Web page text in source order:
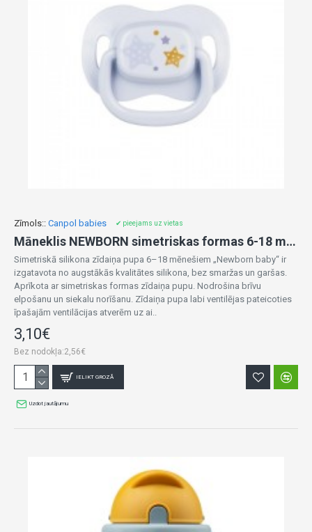
Zīmols:: Canpol babies ✔ pieejams uz vietas
Māneklis NEWBORN simetriskas formas 6-18 m 22/581 blue (new)
Simetriskā silikona zīdaiņa pupa 6–18 mēnešiem „Newborn baby“ ir
izgatavota no augstākās kvalitātes silikona, bez smaržas un garšas.
Aprīkota ar simetriskas formas zīdaiņa pupu. Nodrošina brīvu
elpošanu un siekalu norīšanu. Zīdaiņa pupa labi ventilējas pateicoties
īpašajām ventilācijas atverēm uz ai..
3,10€
Bez nodokļa:2,56€
IELIKT GROZĀ
Uzdot jautājumu